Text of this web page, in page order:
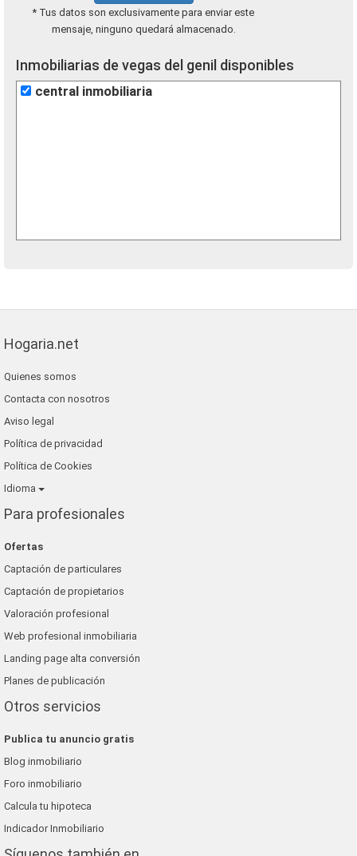
* Tus datos son exclusivamente para enviar este
mensaje, ninguno quedará almacenado.
Inmobiliarias de vegas del genil disponibles
central inmobiliaria
Hogaria.net
Quienes somos
Contacta con nosotros
Aviso legal
Política de privacidad
Política de Cookies
Idioma
Para profesionales
Ofertas
Captación de particulares
Captación de propietarios
Valoración profesional
Web profesional inmobiliaria
Landing page alta conversión
Planes de publicación
Otros servicios
Publica tu anuncio gratis
Blog inmobiliario
Foro inmobiliario
Calcula tu hipoteca
Indicador Inmobiliario